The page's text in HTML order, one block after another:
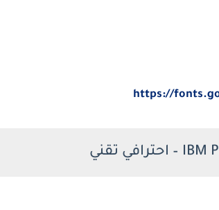
https://